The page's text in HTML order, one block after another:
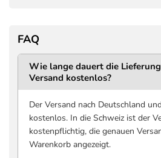
2366 mm
Untergrund bis
Trägerkonstruktion
2 mal 2790 mm
Innenkante bis
Pfosten, quer zur
FAQ
Wie lange dauert die
Versand kostenlos?
Der Versand nach Deutschland
kostenlos. In die Schweiz ist der
kostenpflichtig, die genauen
Warenkorb angezeigt.